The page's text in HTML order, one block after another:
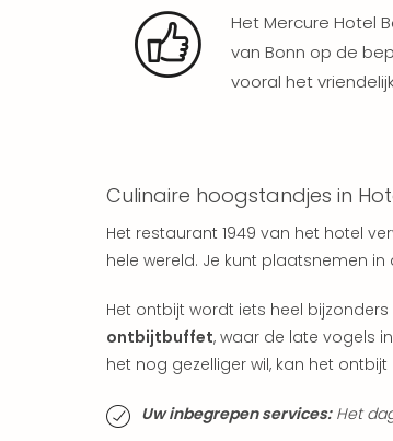
Het Mercure Hotel
van Bonn op de
vooral het
Culinaire hoogstandjes in
Het restaurant 1949 van het hotel
hele wereld. Je kunt plaatsnemen
Het ontbijt wordt iets heel
ontbijtbuffet, waar de late vogels
het nog gezelliger wil, kan het
Uw inbegrepen services:Het